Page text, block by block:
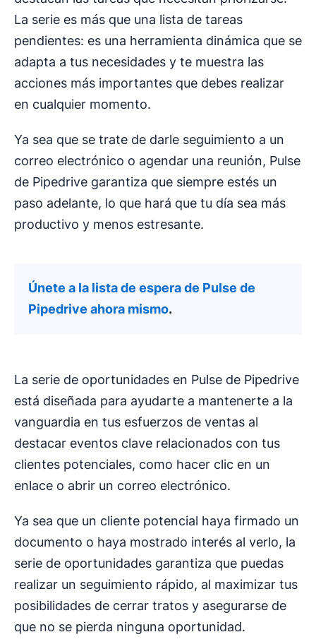
La serie es más que una lista de tareas
pendientes: es una herramienta dinámica que se
adapta a tus necesidades y te muestra las
acciones más importantes que debes realizar
en cualquier momento.
Ya sea que se trate de darle seguimiento a un
correo electrónico o agendar una reunión, Pulse
de Pipedrive garantiza que siempre estés un
paso adelante, lo que hará que tu día sea más
productivo y menos estresante.
Únete a la lista de espera de Pulse de
Pipedrive ahora mismo.
La serie de oportunidades en Pulse de Pipedrive
está diseñada para ayudarte a mantenerte a la
vanguardia en tus esfuerzos de ventas al
destacar eventos clave relacionados con tus
clientes potenciales, como hacer clic en un
enlace o abrir un correo electrónico.
Ya sea que un cliente potencial haya firmado un
documento o haya mostrado interés al verlo, la
serie de oportunidades garantiza que puedas
realizar un seguimiento rápido, al maximizar tus
posibilidades de cerrar tratos y asegurarse de
que no se pierda ninguna oportunidad.